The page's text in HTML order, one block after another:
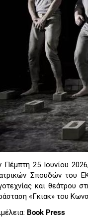
Πέμπτη 25 Ιουνίου
Σπουδών του
και θεάτρου
«Γκιακ» του
Book Press